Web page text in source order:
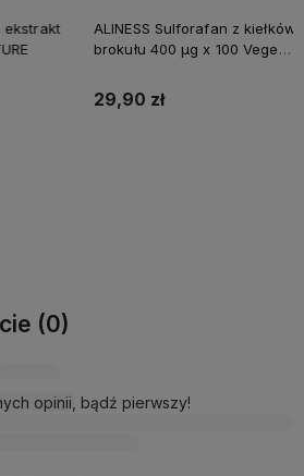
ALINESS Sulforafan z kiełków
brokułu 400 µg x 100 Vege
29,90 zł
(0)
opinii, bądź pierwszy!